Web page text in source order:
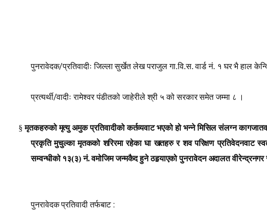
पुनरावेदक/प्रतिवादीः जिल्ला सुर्खेत लेख पराजुल गा.वि.स. वार्ड नं. १ घर भै हाल
प्रत्यर्थी/वादीः रामेश्वर पंडीतको जाहेरीले श्री ५ को सरकार समेत जम्मा ८ ।
§ मृतकहरुको मृत्यु अमुक प्रतिवादीको कर्तव्यवाट भएको हो भन्ने मिसिल संलग्न
प्रकृति मुचुल्का मृतकको शरिरमा रहेका घा खतहरु र शव परिक्षण प्रतिवेदनवाट
सम्वन्धीको १३(३) नं. वमोजिम जन्मकैद हुने ठहर्‍याएको पुनरावेदन अदालत
पुनरावेदक प्रतिवादी तर्फबाट: